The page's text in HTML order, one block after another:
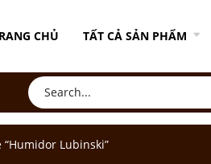
CHỦ TẤT CẢ SẢN PHẨM
Lubinski”